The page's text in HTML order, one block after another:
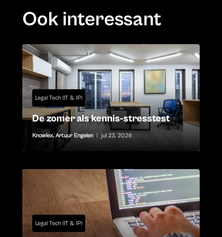
Ook interessant
Legal Tech (IT & IP)
De zomer als kennis-stresstest
Knowlex, Artuur Engelen jul 23, 2026
Legal Tech (IT & IP)